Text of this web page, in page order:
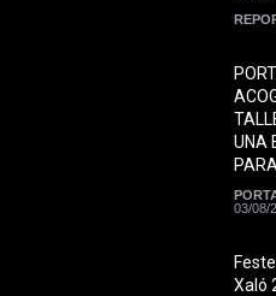
UNA
03/08/
Xaló